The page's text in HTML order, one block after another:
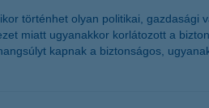
történhet olyan politikai,
miatt ugyanakkor korlátozott a
kapnak a biztonságos,